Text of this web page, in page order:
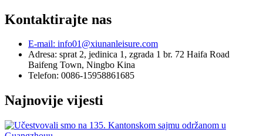
Kontaktirajte nas
E-mail: info01@xiunanleisure.com
Adresa: sprat 2, jedinica 1, zgrada 1 br. 72 Haifa Road
Baifeng Town, Ningbo Kina
Telefon: 0086-15958861685
Najnovije vijesti